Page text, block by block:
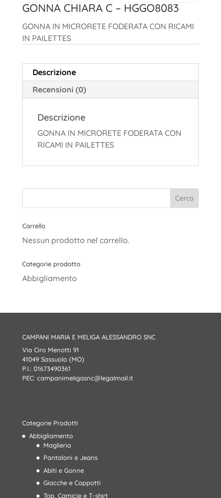
GONNA CHIARA C – HGGO8083
GONNA IN MICRORETE FODERATA CON RICAMI
IN PAILETTES
Descrizione
Recensioni (0)
Descrizione
GONNA IN MICRORETE FODERATA CON
RICAMI IN PAILETTES
Carrello
Nessun prodotto nel carrello.
Categorie prodotto
Abbigliamento
CAMPANI MARIA E MELIGA ALESSANDRO SNC
Via Ciro Menotti 91
41049 Sassuolo (MO)
P.I.: 01673490361
PEC: campanimeligasnc@legalmail.it
Categorie Prodotti
Abbigliamento
Maglieria
Pantaloni e Jeans
Abiti e Gonne
Giacche e Cappotti
Top, Camicie e T-shirt